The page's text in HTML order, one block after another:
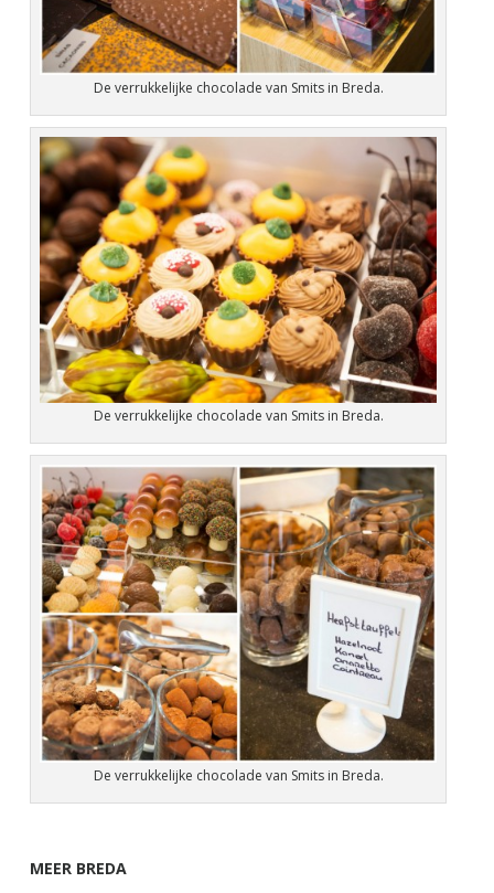
De verrukkelijke chocolade van Smits in Breda.
De verrukkelijke chocolade van Smits in Breda.
De verrukkelijke chocolade van Smits in Breda.
MEER BREDA